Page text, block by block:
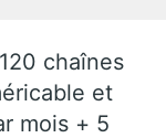
chaînes
et
mois + 5